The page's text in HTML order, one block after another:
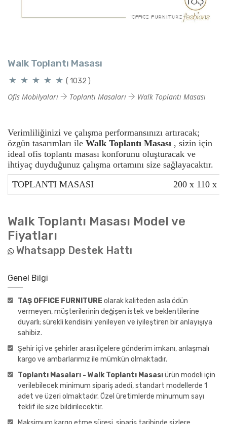
Walk Toplantı Masası
( 1032 )
Ofis Mobilyaları Toplantı Masaları Walk Toplantı Masası
Verimliliğinizi ve çalışma performansınızı artıracak;
özgün tasarımları ile Walk Toplantı Masası , sizin için
ideal ofis toplantı masası konforunu oluşturacak ve
ihtiyaç duyduğunuz çalışma ortamını size sağlayacaktır.
TOPLANTI MASASI
200 x 110 x
Walk Toplantı Masası Model ve
Fiyatları
Whatsapp Destek Hattı
Genel Bilgi
TAŞ OFFICE FURNITURE olarak kaliteden asla ödün
vermeyen, müşterilerinin değişen istek ve beklentilerine
duyarlı; sürekli kendisini yenileyen ve iyileştiren bir anlayışıya
sahibiz.
Şehir içi ve şehirler arası ilçelere gönderim imkanı, anlaşmalı
kargo ve ambarlarımız ile mümkün olmaktadır.
Toplantı Masaları - Walk Toplantı Masasıürün modeli için
verilebilecek minimum sipariş adedi, standart modellerde 1
adet ve üzeri olmaktadır. Özel üretimlerde minumum sayı
teklif ile size bildirilecektir.